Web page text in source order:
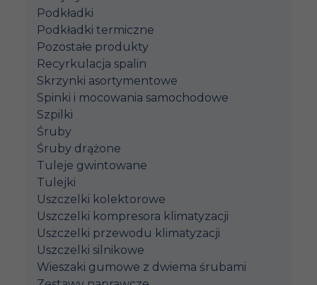
Podkładki
Podkładki termiczne
Pozostałe produkty
Recyrkulacja spalin
Skrzynki asortymentowe
Spinki i mocowania samochodowe
Szpilki
Śruby
Śruby drążone
Tuleje gwintowane
Tulejki
Uszczelki kolektorowe
Uszczelki kompresora klimatyzacji
Uszczelki przewodu klimatyzacji
Uszczelki silnikowe
Wieszaki gumowe z dwiema śrubami